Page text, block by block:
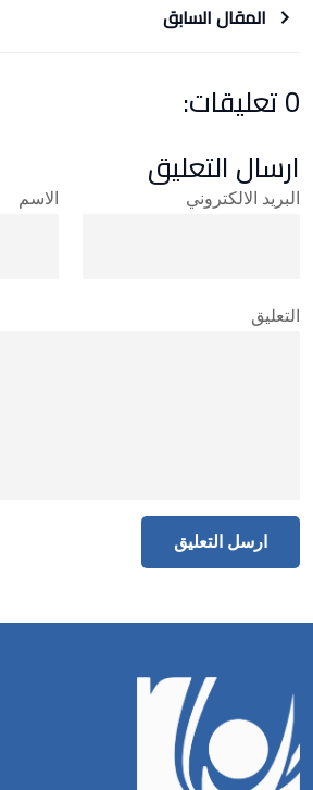
المقال السابق
0 تعليقات:
ارسال التعليق
الاسم البريد الالكتروني
التعليق